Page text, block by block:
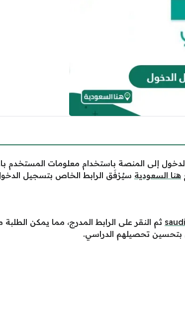
إلى المنصة باستخدام معلومات المستخدم
هنا السعودية سيُرْفَق الرابط الخاص بتسجيل
ثم النقر على الرابط المدرج، مما يمكن
بتحسين تحصيلهم الدراسي.